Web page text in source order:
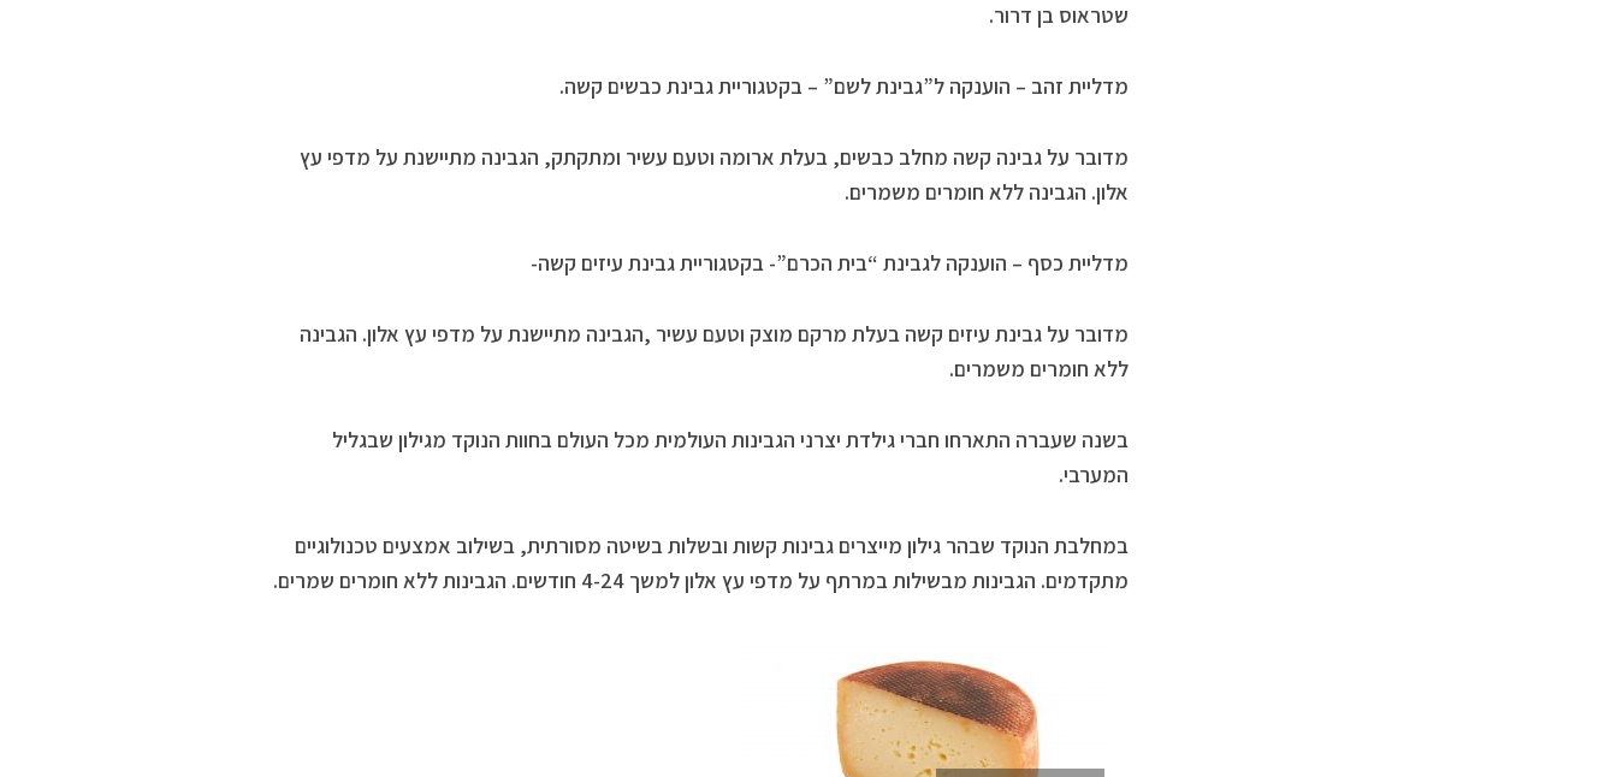
שטראוס בן דרור.
מדליית זהב – הוענקה ל”גבינת לשם” – בקטגוריית גבינת כבשים קשה.
מדובר על גבינה קשה מחלב כבשים, בעלת ארומה וטעם עשיר ומתקתק, הגבינה מתיישנת על מדפי עץ
אלון. הגבינה ללא חומרים משמרים.
מדליית כסף – הוענקה לגבינת “בית הכרם”- בקטגוריית גבינת עיזים קשה-
מדובר על גבינת עיזים קשה בעלת מרקם מוצק וטעם עשיר ,הגבינה מתיישנת על מדפי עץ אלון. הגבינה
ללא חומרים משמרים.
בשנה שעברה התארחו חברי גילדת יצרני הגבינות העולמית מכל העולם בחוות הנוקד מגילון שבגליל
המערבי.
במחלבת הנוקד שבהר גילון מייצרים גבינות קשות ובשלות בשיטה מסורתית, בשילוב אמצעים טכנולוגיים
מתקדמים. הגבינות מבשילות במרתף על מדפי עץ אלון למשך 4-24 חודשים. הגבינות ללא חומרים שמרים.